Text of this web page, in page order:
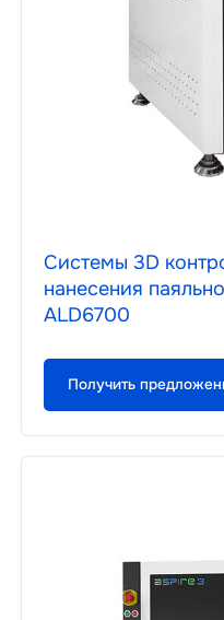
Системы 3D
нанесения
ALD6700
Получить